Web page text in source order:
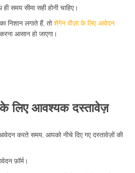
समय सीमा सही होनी चाहिए।
निशान लगाते हैं, तोशेंगेन वीज़ा के लिए आवेदन
आसान हो जाएगा।
के लिए आवश्यक दस्तावेज़
करते समय, आपको नीचे दिए गए दस्तावेज़ों की
फ़ॉर्म।